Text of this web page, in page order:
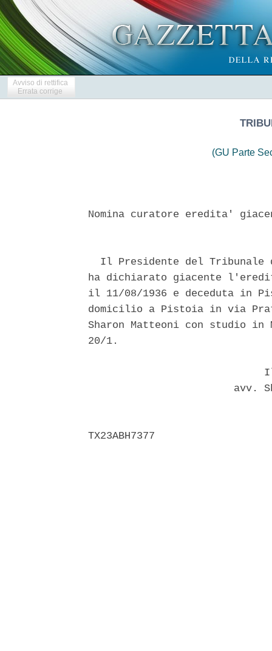
Avviso di rettifica
Errata corrige
(GU Parte
Nomina curatore eredita'
Il Presidente del Tribunale
ha dichiarato giacente
il 11/08/1936 e deceduta in
domicilio a Pistoia in via
Sharon Matteoni con studio in
20/1.
avv.